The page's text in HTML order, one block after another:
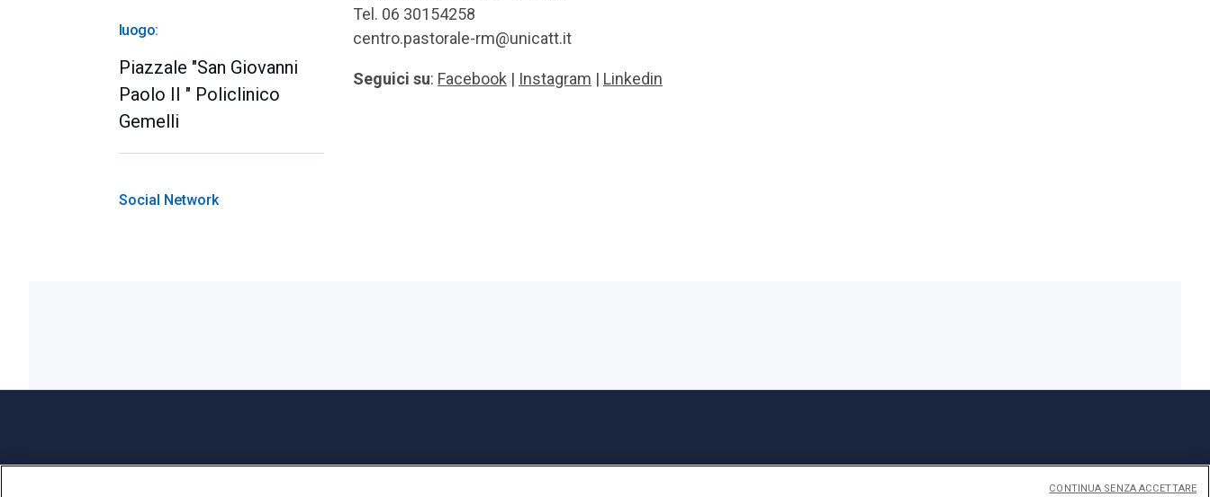
luogo:
Piazzale "San Giovanni
Paolo II " Policlinico
Gemelli
Social Network
Tel. 06 30154258
centro.pastorale-rm@unicatt.it
Seguici su: Facebook | Instagram | Linkedin
CONTINUA SENZA ACCETTARE